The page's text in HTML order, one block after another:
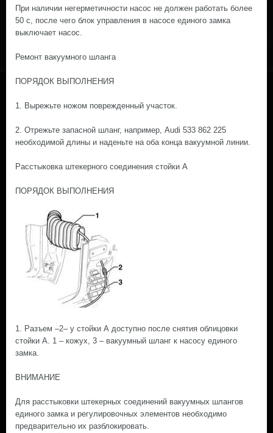
При наличии негерметичности насос не должен работать более
50 с, после чего блок управления в насосе единого замка
выключает насос.
Ремонт вакуумного шланга
ПОРЯДОК ВЫПОЛНЕНИЯ
1. Вырежьте ножом поврежденный участок.
2. Отрежьте запасной шланг, например, Audi 533 862 225
необходимой длины и наденьте на оба конца вакуумной линии.
Расстыковка штекерного соединения стойки А
ПОРЯДОК ВЫПОЛНЕНИЯ
1. Разъем –2– у стойки А доступно после снятия облицовки
стойки А. 1 – кожух, 3 – вакуумный шланг к насосу единого
замка.
ВНИМАНИЕ
Для расстыковки штекерных соединений вакуумных шлангов
единого замка и регулировочных элементов необходимо
предварительно их разблокировать.